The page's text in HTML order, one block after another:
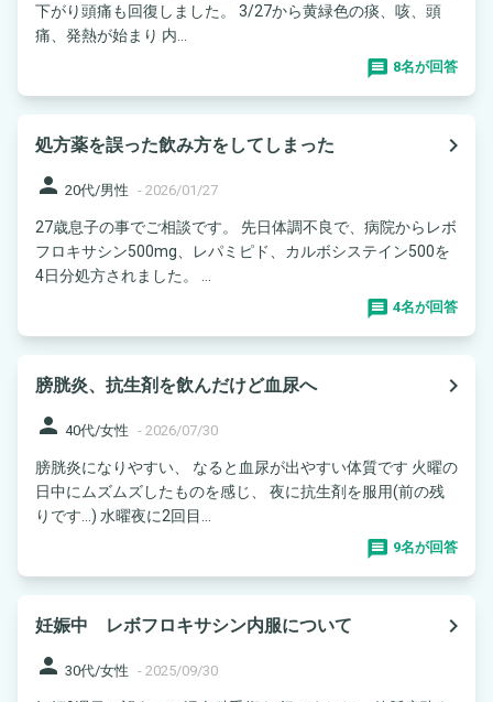
下がり頭痛も回復しました。 3/27から黄緑色の痰、咳、頭
痛、発熱が始まり 内...
8名が回答
処方薬を誤った飲み方をしてしまった
navigate_next
person 20代/男性 - 2026/01/27
27歳息子の事でご相談です。 先日体調不良で、病院からレボ
フロキサシン500mg、レパミピド、カルボシステイン500を
4日分処方されました。 ...
4名が回答
膀胱炎、抗生剤を飲んだけど血尿へ
navigate_next
person 40代/女性 - 2026/07/30
膀胱炎になりやすい、 なると血尿が出やすい体質です 火曜の
日中にムズムズしたものを感じ、 夜に抗生剤を服用(前の残
りです…) 水曜夜に2回目...
9名が回答
妊娠中 レボフロキサシン内服について
navigate_next
person 30代/女性 - 2025/09/30